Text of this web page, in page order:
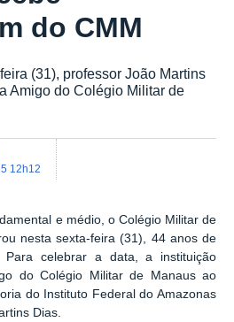
do CMM
(31), professor João Martins
Amigo do Colégio Militar de
12h12
e médio, o Colégio Militar de
nesta sexta-feira (31), 44 anos de
Para celebrar a data, a instituição
do Colégio Militar de Manaus ao
do Instituto Federal do Amazonas
Dias.